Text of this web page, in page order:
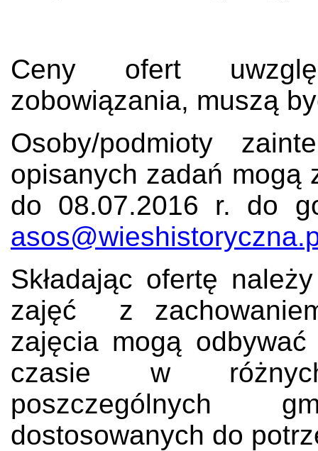
Ceny ofert
zobowiązania, muszą
Osoby/podmioty
opisanych zadań mogą
do 08.07.2016 r. do
Składając ofertę
zajęć z
zajęcia mogą
czasie w
poszczególnych
dostosowanych do